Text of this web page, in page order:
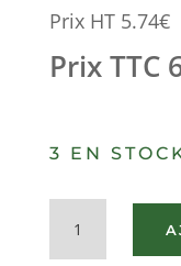
Prix HT 5.74€
Prix TTC
3 EN
SUPPORT